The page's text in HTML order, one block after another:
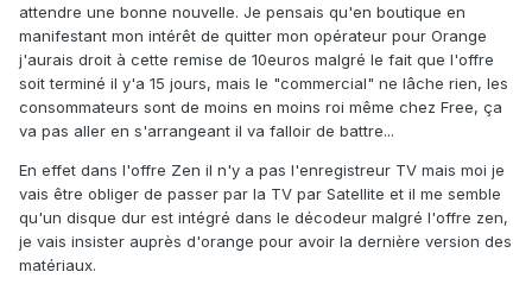
attendre une bonne nouvelle. Je pensais qu'en boutique en
manifestant mon intérêt de quitter mon opérateur pour Orange
j'aurais droit à cette remise de 10euros malgré le fait que l'offre
soit terminé il y'a 15 jours, mais le "commercial" ne lâche rien, les
consommateurs sont de moins en moins roi même chez Free, ça
va pas aller en s'arrangeant il va falloir de battre...
En effet dans l'offre Zen il n'y a pas l'enregistreur TV mais moi je
vais être obliger de passer par la TV par Satellite et il me semble
qu'un disque dur est intégré dans le décodeur malgré l'offre zen,
je vais insister auprès d'orange pour avoir la dernière version des
matériaux.